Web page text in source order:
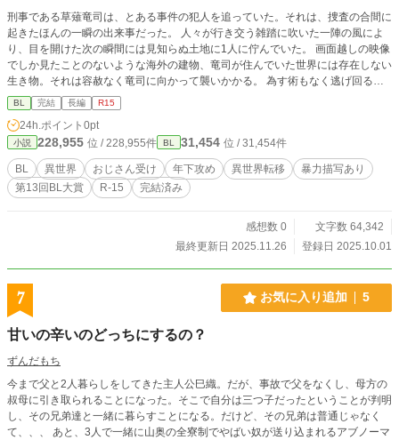
刑事である草薙竜司は、とある事件の犯人を追っていた。それは、捜査の合間に
起きたほんの一瞬の出来事だった。 人々が行き交う雑踏に吹いた一陣の風によ
り、目を開けた次の瞬間には見知らぬ土地に1人に佇んでいた。 画面越しの映像
でしか見たことのないような海外の建物、竜司が住んでいた世界には存在しない
生き物。それは容赦なく竜司に向かって襲いかかる。 為す術もなく逃げ回る竜
司は、そこで1人の少年と出会った。彼を守るために戦う選択をした竜司は、そ
こで己のスキルを覚醒させた。難を逃れたところで、少年は竜司に約束をした。
「いつか、強くなってあたなたのために戦いたい！」 子供の可愛い口約束だと
思い、竜司はその約束を承諾した。 その後、遅れてやってきた軍に保護された
竜司。帰る術も見つからず途方に暮れていたが、腕を買われて軍に入隊。このセ
レニア帝国領で生きて行くことを選んだ。 そして20年後……あのとき少年だっ
た男は、かつての約束を果たすために、この世界ではいつの間にかリュージと呼
だけに捧げます。どうか、この命尽きるまでお側にいることをお許し下さい」
以前よりも重たい思いを携えて。 少年、ルシード・ハイスは軍の将軍まで上り
ードを労い交流を深めようと彼を食事に誘う。 そこで見たのは、いつもリュー
ジの前では完璧であろうとするルシードの意外な一面だった。その一面を見れた
ことを嬉しく思う反面、ルシードからの思いには応えられずにいた。 そのと
き、リュージとルシードの前に帝国に数百年居座り続けている因縁の妖魔インウ
ィディアがその姿を現した。 どうにか危機を乗り切りはしたが、ルシードがイ
ンウィディアに攫われてしまう。 仲間のおかげで長くに渡り見つけられずにい
たインウィディアの根城を探し出すことに成功したリュージは、妖魔討伐とルシ
ードの救出に向かう。 だが、そこで待ち構えていたのは、インウィディアに操
られているルシードだった。 傷つきながらもどうにかルシードを取り戻すこと
に成功したリュージ。連戦の末、長年の宿敵であるインウィディアの討伐にも成
功する。 国に戻り、再びルシードからの想いをぶつけられたリュージは、今度
BL 完結 長編 R15
24h.ポイント 0pt
小説 228,955 位 / 228,955件 BL 31,454 位 / 31,454件
BL 異世界 おじさん受け 年下攻め 異世界転移
暴力描写あり
第13回BL大賞
R-15 完結済み
感想数 0
文字数 64,342
最終更新日 2025.11.26
登録日 2025.10.01
7 お気に入り追加 5
甘いの辛いのどっちにするの？
ずんだもち
今まで父と2人暮らしをしてきた主人公巳織。だが、事故で父をなくし、母方の
叔母に引き取られることになった。そこで自分は三つ子だったということが判明
し、その兄弟達と一緒に暮らすことになる。だけど、その兄弟は普通じゃなく
て、、、 あと、3人で一緒に山奥の全寮制でやばい奴が送り込まれるアブノーマ